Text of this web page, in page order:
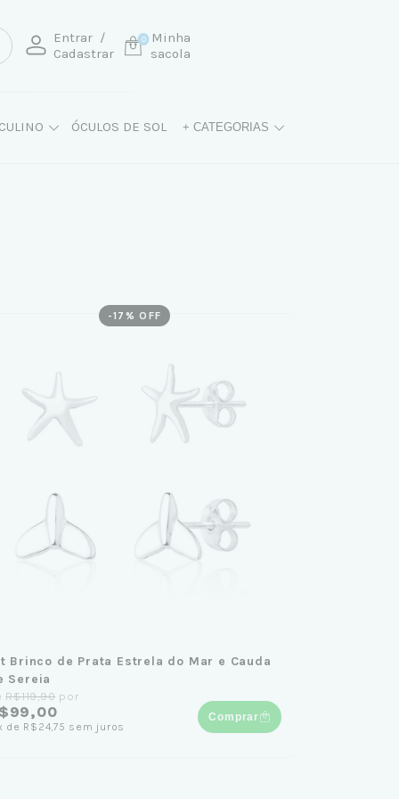
Entrar /
Cadastrar
Minha
sacola
0
ÓCULOS DE SOL + CATEGORIAS
-17 % OFF
Brinco de Prata Estrela do Mar e Cauda
Sereia
R$119,90 por
de R$24,75 sem juros
Comprar